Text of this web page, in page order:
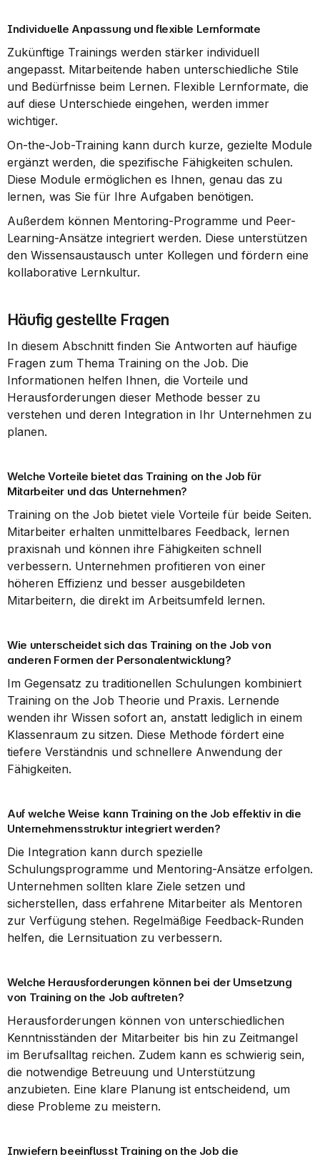
Individuelle Anpassung und flexible Lernformate
Zukünftige Trainings werden stärker individuell
angepasst. Mitarbeitende haben unterschiedliche Stile
und Bedürfnisse beim Lernen. Flexible Lernformate, die
auf diese Unterschiede eingehen, werden immer
wichtiger.
On-the-Job-Training kann durch kurze, gezielte Module
ergänzt werden, die spezifische Fähigkeiten schulen.
Diese Module ermöglichen es Ihnen, genau das zu
lernen, was Sie für Ihre Aufgaben benötigen.
Außerdem können Mentoring-Programme und Peer-
Learning-Ansätze integriert werden. Diese unterstützen
den Wissensaustausch unter Kollegen und fördern eine
kollaborative Lernkultur.
Häufig gestellte Fragen
In diesem Abschnitt finden Sie Antworten auf häufige
Fragen zum Thema Training on the Job. Die
Informationen helfen Ihnen, die Vorteile und
Herausforderungen dieser Methode besser zu
verstehen und deren Integration in Ihr Unternehmen zu
planen.
Welche Vorteile bietet das Training on the Job für
Mitarbeiter und das Unternehmen?
Training on the Job bietet viele Vorteile für beide Seiten.
Mitarbeiter erhalten unmittelbares Feedback, lernen
praxisnah und können ihre Fähigkeiten schnell
verbessern. Unternehmen profitieren von einer
höheren Effizienz und besser ausgebildeten
Mitarbeitern, die direkt im Arbeitsumfeld lernen.
Wie unterscheidet sich das Training on the Job von
anderen Formen der Personalentwicklung?
Im Gegensatz zu traditionellen Schulungen kombiniert
Training on the Job Theorie und Praxis. Lernende
wenden ihr Wissen sofort an, anstatt lediglich in einem
Klassenraum zu sitzen. Diese Methode fördert eine
tiefere Verständnis und schnellere Anwendung der
Fähigkeiten.
Auf welche Weise kann Training on the Job effektiv in die
Unternehmensstruktur integriert werden?
Die Integration kann durch spezielle
Schulungsprogramme und Mentoring-Ansätze erfolgen.
Unternehmen sollten klare Ziele setzen und
sicherstellen, dass erfahrene Mitarbeiter als Mentoren
zur Verfügung stehen. Regelmäßige Feedback-Runden
helfen, die Lernsituation zu verbessern.
Welche Herausforderungen können bei der Umsetzung
von Training on the Job auftreten?
Herausforderungen können von unterschiedlichen
Kenntnisständen der Mitarbeiter bis hin zu Zeitmangel
im Berufsalltag reichen. Zudem kann es schwierig sein,
die notwendige Betreuung und Unterstützung
anzubieten. Eine klare Planung ist entscheidend, um
diese Probleme zu meistern.
Inwiefern beeinflusst Training on the Job die